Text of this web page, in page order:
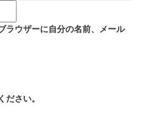
ラウザーに自分の名前、メール
ださい。